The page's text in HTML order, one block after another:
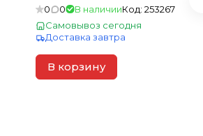
0 0 В наличииКод: 253267
Самовывоз сегодня
Доставка завтра
В корзину